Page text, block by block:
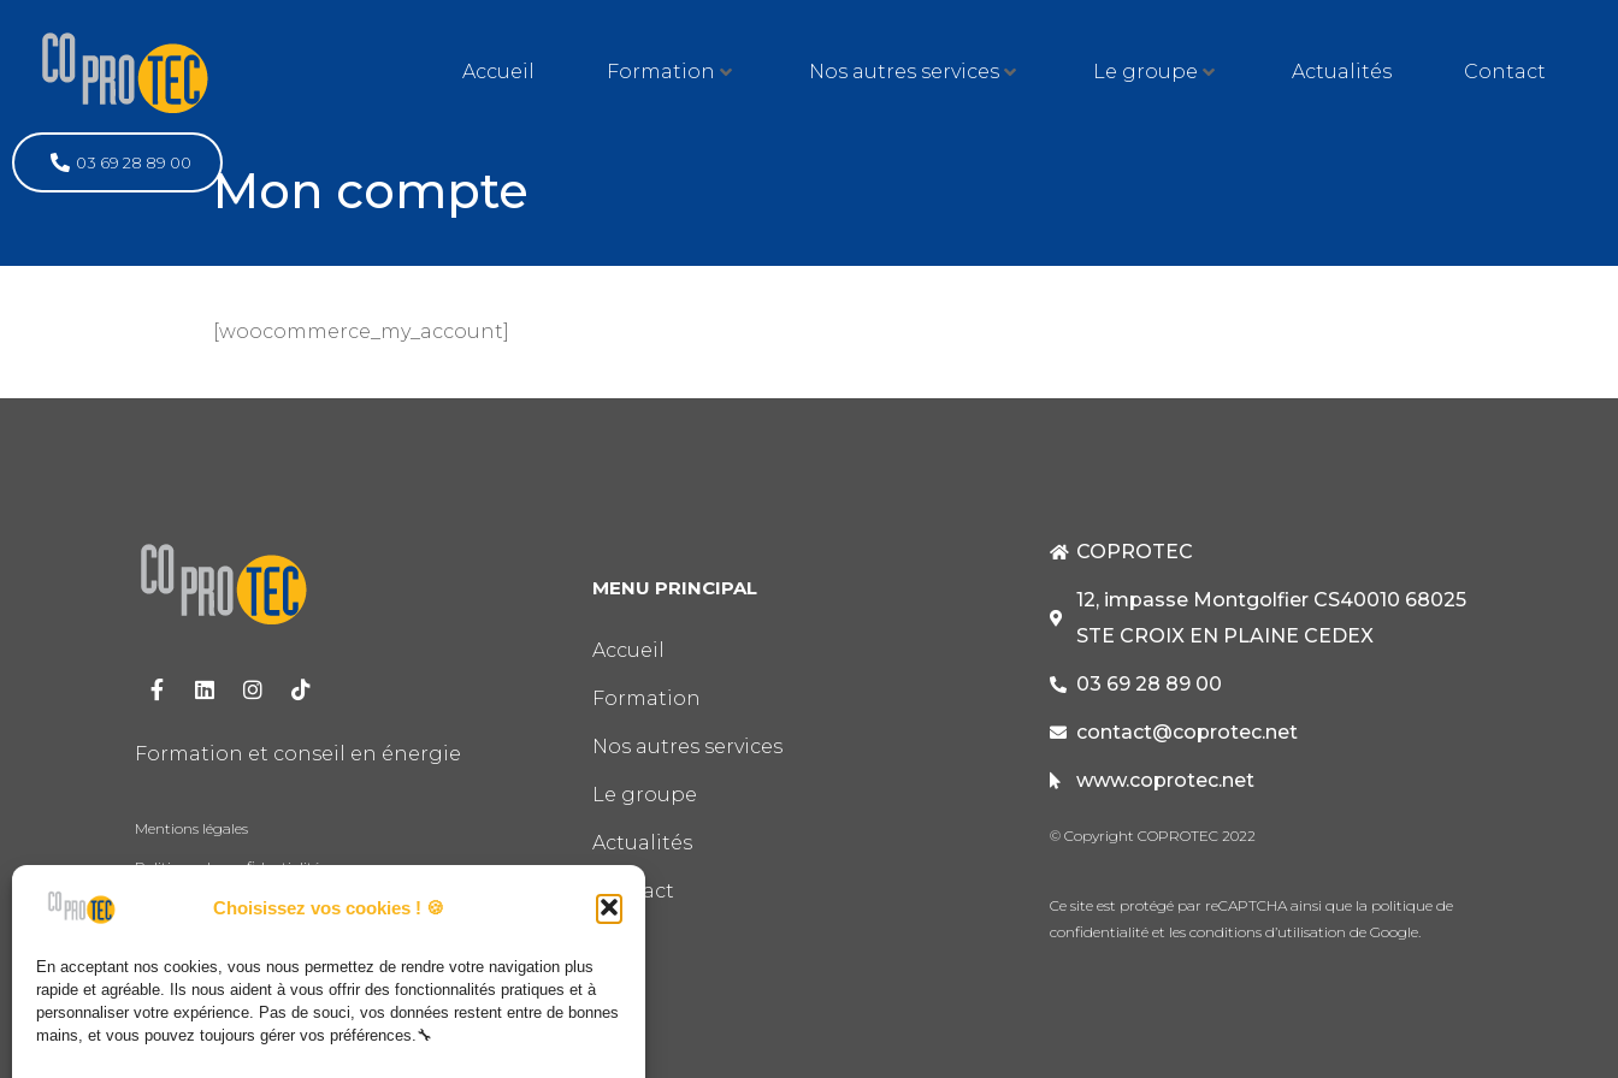
Choisissez vos cookies ! 🍪
En acceptant nos cookies, vous nous permettez de rendre votre navigation plus
rapide et agréable. Ils nous aident à vous offrir des fonctionnalités pratiques et à
personnaliser votre expérience. Pas de souci, vos données restent entre de bonnes
mains, et vous pouvez toujours gérer vos préférences.🔧
Accueil Formation Nos autres services Le groupe Actualités Contact
03 69 28 89 00 Mon compte
[woocommerce_my_account]
Formation et conseil en énergie
Mentions légales
Politique de confidentialité
Plan du site
MENU PRINCIPAL
Accueil
Formation
Nos autres services
Le groupe
Actualités
Contact
COPROTEC
12, impasse Montgolfier CS40010 68025
STE CROIX EN PLAINE CEDEX
03 69 28 89 00
contact@coprotec.net
www.coprotec.net
© Copyright COPROTEC 2022
Ce site est protégé par reCAPTCHA ainsi que la politique de
confidentialitéet lesconditions d’utilisation de Google.